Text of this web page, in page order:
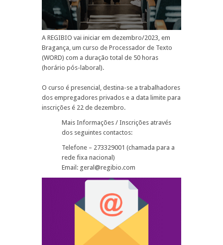
A REGIBIO vai iniciar em dezembro/2023, em
Bragança, um curso de Processador de Texto
(WORD) com a duração total de 50 horas
(horário pós-laboral).
O curso é presencial, destina-se a trabalhadores
dos empregadores privados e a data limite para
inscrições é 22 de dezembro.
Mais Informações / Inscrições através
dos seguintes contactos:
Telefone – 273329001 (chamada para a
rede fixa nacional)
Email: geral@regibio.com